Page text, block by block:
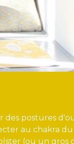
des postures
au chakra du
(ou un gros